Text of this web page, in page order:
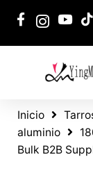
Inicio
aluminio
Bulk B2B